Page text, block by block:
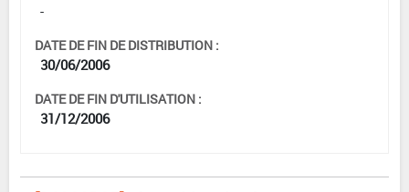
-
DATE DE FIN DE DISTRIBUTION :
30/06/2006
DATE DE FIN D'UTILISATION :
31/12/2006